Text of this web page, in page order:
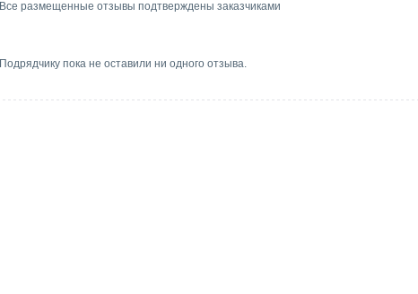
Все размещенные отзывы подтверждены заказчиками
Подрядчику пока не оставили ни одного отзыва.